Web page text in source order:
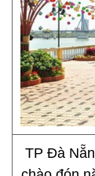
TP Đà